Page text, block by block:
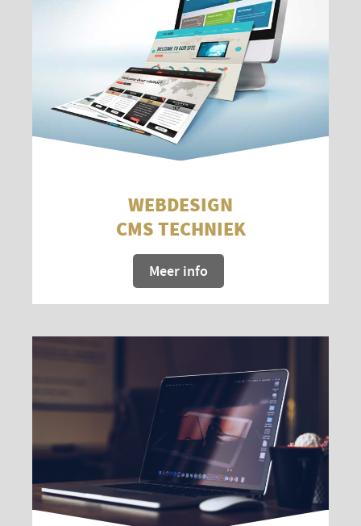
WEBDESIGN
CMS TECHNIEK
Meer info